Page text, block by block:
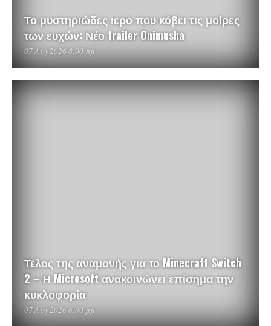
Το μυστηριώδες ιερό που κόβει τις μοίρες
των ευχών: Νέο trailer Onimusha
07 Αυγ 2026 8:00 πμ
Τέλος της αναμονής για το Minecraft Switch
2 – Η Microsoft ανακοινώνει επίσημα την
κυκλοφορία
07 Αυγ 2026 6:00 μμ